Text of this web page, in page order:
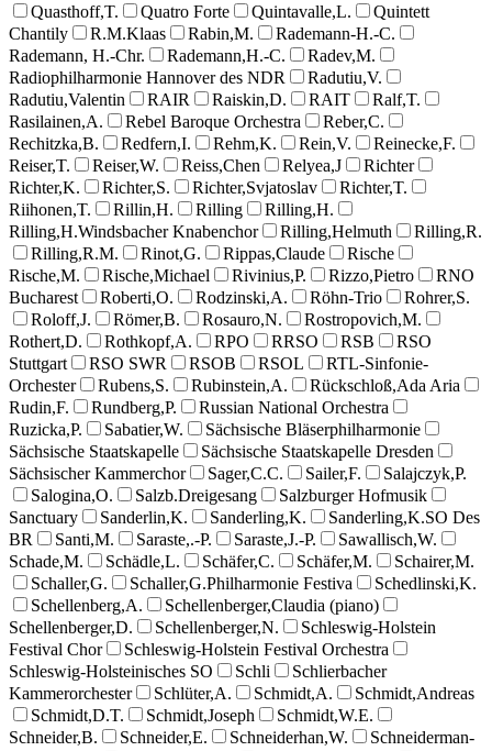
Quasthoff,T.
Quatro Forte Quintavalle,L.
Quintett
Chantily
R.M.Klaas Rabin,M.
Rademann-H.-C.
Rademann, H.-Chr.
Rademann,H.-C.
Radev,M.
Radiophilharmonie Hannover des NDR
Radutiu,V.
Radutiu,Valentin
RAIR Raiskin,D. RAIT
Ralf,T.
Rasilainen,A.
Rebel Baroque Orchestra
Reber,C.
Rechitzka,B.
Redfern,I. Rehm,K. Rein,V.
Reinecke,F.
Reiser,T.
Reiser,W. Reiss,Chen Relyea,J
Richter
Richter,K.
Richter,S. Richter,Svjatoslav
Richter,T.
Riihonen,T.
Rillin,H. Rilling
Rilling,H.
Rilling,H.Windsbacher Knabenchor
Rilling,Helmuth
Rilling,R.
Rilling,R.M.
Rinot,G. Rippas,Claude
Rische
Rische,M.
Rische,Michael Rivinius,P. Rizzo,Pietro
RNO
Bucharest
Roberti,O. Rodzinski,A. Röhn-Trio
Rohrer,S.
Roloff,J.
Römer,B. Rosauro,N.
Rostropovich,M.
Rothert,D.
Rothkopf,A. RPO RRSO RSB
RSO
Stuttgart
RSO SWR RSOB RSOL
RTL-Sinfonie-
Orchester
Rubens,S. Rubinstein,A.
Rückschloß,Ada Aria
Rudin,F.
Rundberg,P.
Russian National Orchestra
Ruzicka,P.
Sabatier,W.
Sächsische Bläserphilharmonie
Sächsische Staatskapelle
Sächsische Staatskapelle Dresden
Sächsischer Kammerchor
Sager,C.C. Sailer,F.
Salajczyk,P.
Salogina,O.
Salzb.Dreigesang
Salzburger Hofmusik
Sanctuary
Sanderlin,K. Sanderling,K.
Sanderling,K.SO Des
BR
Santi,M. Saraste,.-P. Saraste,J.-P.
Sawallisch,W.
Schade,M.
Schädle,L. Schäfer,C. Schäfer,M.
Schairer,M.
Schaller,G.
Schaller,G.Philharmonie Festiva
Schedlinski,K.
Schellenberg,A.
Schellenberger,Claudia (piano)
Schellenberger,D.
Schellenberger,N.
Schleswig-Holstein
Festival Chor
Schleswig-Holstein Festival Orchestra
Schleswig-Holsteinisches SO
Schli
Schlierbacher
Kammerorchester
Schlüter,A. Schmidt,A.
Schmidt,Andreas
Schmidt,D.T.
Schmidt,Joseph
Schmidt,W.E.
Schneider,B.
Schneider,E. Schneiderhan,W.
Schneiderman-